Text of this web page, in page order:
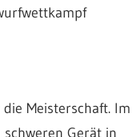
Meisterschaft. Im
Gerät in